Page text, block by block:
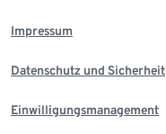
Impressum
Datenschutz und Sicherheit
Einwilligungsmanagement